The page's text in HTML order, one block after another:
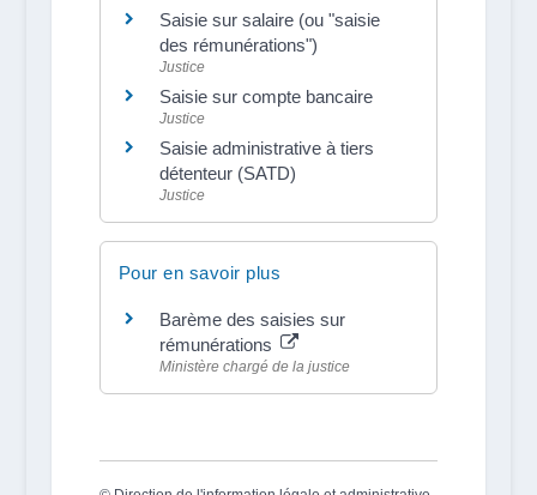
Saisie sur salaire (ou "saisie
des rémunérations")
Justice
Saisie sur compte bancaire
Justice
Saisie administrative à tiers
détenteur (SATD)
Justice
Pour en savoir plus
Barème des saisies sur
rémunérations
Ministère chargé de la justice